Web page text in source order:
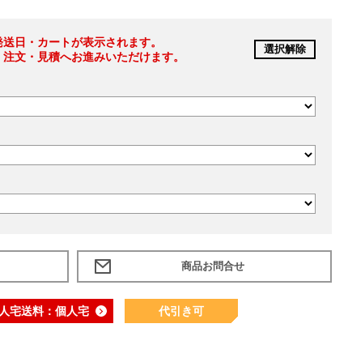
日・カートが表示されます。
文・見積へお進みいただけます。
選択解除
宅送料：個人宅 代引き可